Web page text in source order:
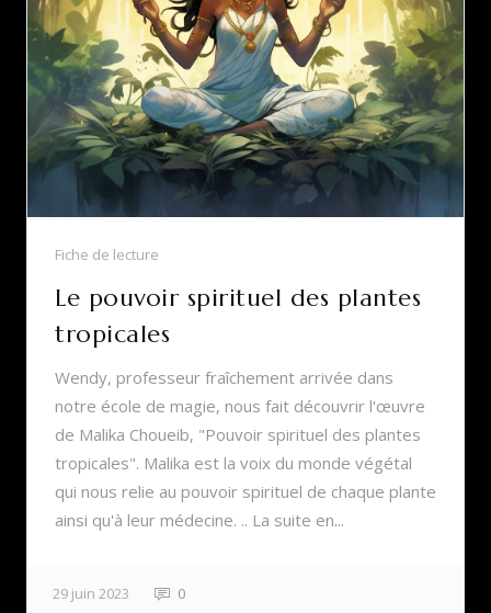
Fiche de lecture
Le pouvoir spirituel des plantes
tropicales
Wendy, professeur fraîchement arrivée dans
notre école de magie, nous fait découvrir l'œuvre
de Malika Choueib, "Pouvoir spirituel des plantes
tropicales". Malika est la voix du monde végétal
qui nous relie au pouvoir spirituel de chaque plante
ainsi qu'à leur médecine. .. La suite en...
29 juin 2023 0